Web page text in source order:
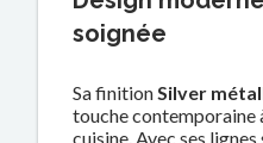
soignée
Sa finitionSilver
touche contemporaine
cuisine. Avec ses